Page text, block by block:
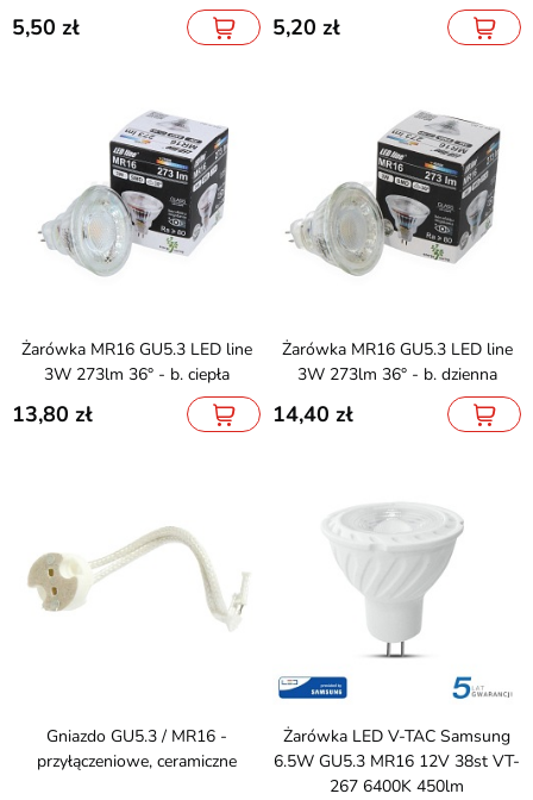
5,50 5,20
Żarówka MR16 GU5.3 LED line
3W 273lm 36° - b. ciepła
13,80
Żarówka MR16 GU5.3 LED line
3W 273lm 36° - b. dzienna
14,40
Gniazdo GU5.3 / MR16 -
przyłączeniowe, ceramiczne
Żarówka LED V-TAC Samsung
6.5W GU5.3 MR16 12V 38st VT-
267 6400K 450lm